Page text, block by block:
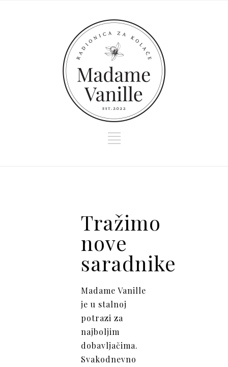
Tražimo
nove
saradnike
Madame Vanille
je u stalnoj
potrazi za
najboljim
dobavljačima.
Svakodnevno